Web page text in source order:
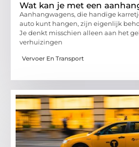
Wat kan je met een
Aanhangwagens, die handige
auto kunt hangen, zijn eigenlijk
Je denkt misschien alleen aan het
verhuizingen
Vervoer En Transport